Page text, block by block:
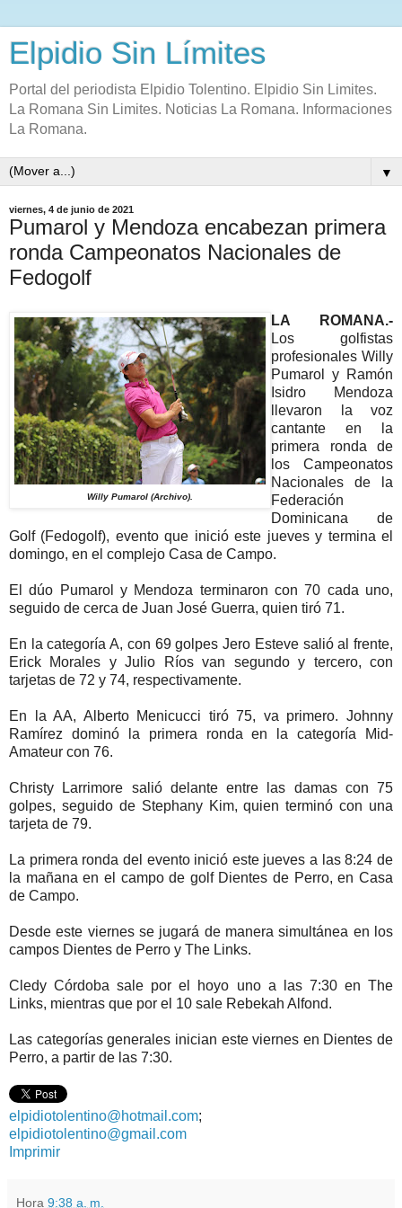
Elpidio Sin Límites
Portal del periodista Elpidio Tolentino. Elpidio Sin Limites.
La Romana Sin Limites. Noticias La Romana. Informaciones
La Romana.
▼
viernes, 4 de junio de 2021
Pumarol y Mendoza encabezan primera
ronda Campeonatos Nacionales de
Fedogolf
Willy Pumarol (Archivo).
LA ROMANA.-
Los golfistas
profesionales Willy
Pumarol y Ramón
Isidro Mendoza
llevaron la voz
cantante en la
primera ronda de
los Campeonatos
Nacionales de la
Federación
Dominicana de
Golf (Fedogolf), evento que inició este jueves y termina el
domingo, en el complejo Casa de Campo.
El dúo Pumarol y Mendoza terminaron con 70 cada uno,
seguido de cerca de Juan José Guerra, quien tiró 71.
En la categoría A, con 69 golpes Jero Esteve salió al frente,
Erick Morales y Julio Ríos van segundo y tercero, con
tarjetas de 72 y 74, respectivamente.
En la AA, Alberto Menicucci tiró 75, va primero. Johnny
Ramírez dominó la primera ronda en la categoría Mid-
Amateur con 76.
Christy Larrimore salió delante entre las damas con 75
golpes, seguido de Stephany Kim, quien terminó con una
tarjeta de 79.
La primera ronda del evento inició este jueves a las 8:24 de
la mañana en el campo de golf Dientes de Perro, en Casa
de Campo.
Desde este viernes se jugará de manera simultánea en los
campos Dientes de Perro y The Links.
Cledy Córdoba sale por el hoyo uno a las 7:30 en The
Links, mientras que por el 10 sale Rebekah Alfond.
Las categorías generales inician este viernes en Dientes de
Perro, a partir de las 7:30.
elpidiotolentino@hotmail.com;
elpidiotolentino@gmail.com
Imprimir
Hora 9:38 a. m.